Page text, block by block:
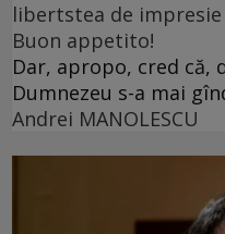
libertstea de impresie
Buon appetito!
Dar, apropo, cred că,
Dumnezeu s-a mai
Andrei MANOLESCU